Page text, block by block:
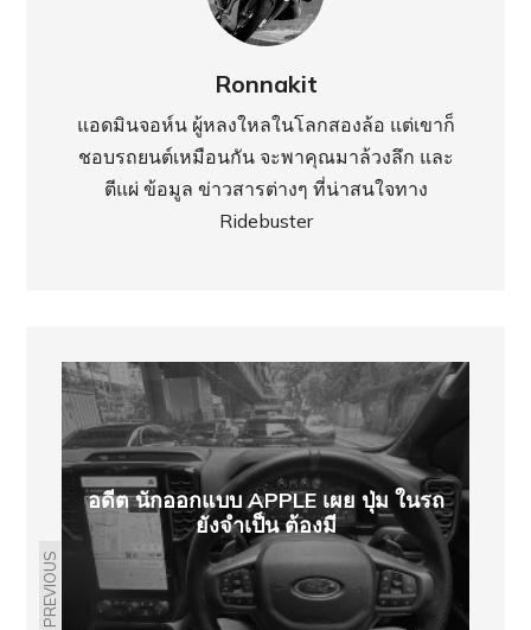
Ronnakit
แอดมินจอห์น ผู้หลงใหลในโลกสองล้อ แต่เขาก็
ชอบรถยนต์เหมือนกัน จะพาคุณมาล้วงลึก และ
ตีแผ่ ข้อมูล ข่าวสารต่างๆ ที่น่าสนใจทาง
Ridebuster
PREVIOUS
อดีต นักออกแบบ APPLE เผย ปุ่ม ในรถ
ยังจำเป็น ต้องมี